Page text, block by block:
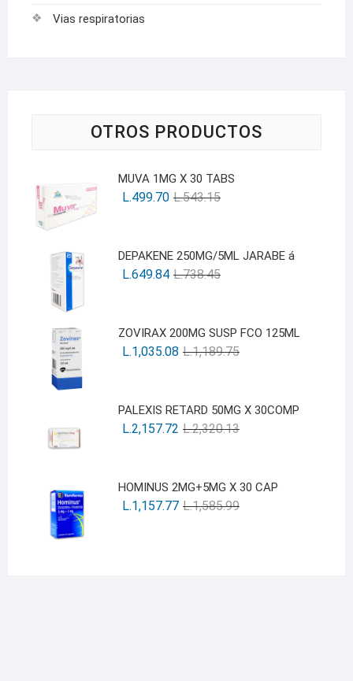
Vias respiratorias
OTROS PRODUCTOS
MUVA 1MG X 30 TABS
L.543.15
L.499.70
DEPAKENE 250MG/5ML JARABE á
L.738.45
L.649.84
ZOVIRAX 200MG SUSP FCO 125ML
L.1,189.75
L.1,035.08
PALEXIS RETARD 50MG X 30COMP
L.2,320.13
L.2,157.72
HOMINUS 2MG+5MG X 30 CAP
L.1,585.99
L.1,157.77